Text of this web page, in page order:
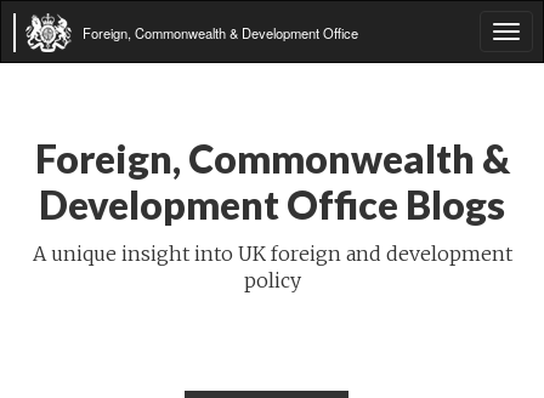
Foreign, Commonwealth & Development Office
Foreign, Commonwealth &
Development Office Blogs
A unique insight into UK foreign and development
policy